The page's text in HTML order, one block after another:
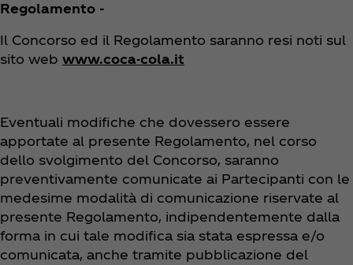
Regolamento -
Il Concorso ed il Regolamento saranno resi noti sul
sito web www.coca-cola.it
Eventuali modifiche che dovessero essere
apportate al presente Regolamento, nel corso
dello svolgimento del Concorso, saranno
preventivamente comunicate ai Partecipanti con le
medesime modalità di comunicazione riservate al
presente Regolamento, indipendentemente dalla
forma in cui tale modifica sia stata espressa e/o
comunicata, anche tramite pubblicazione del